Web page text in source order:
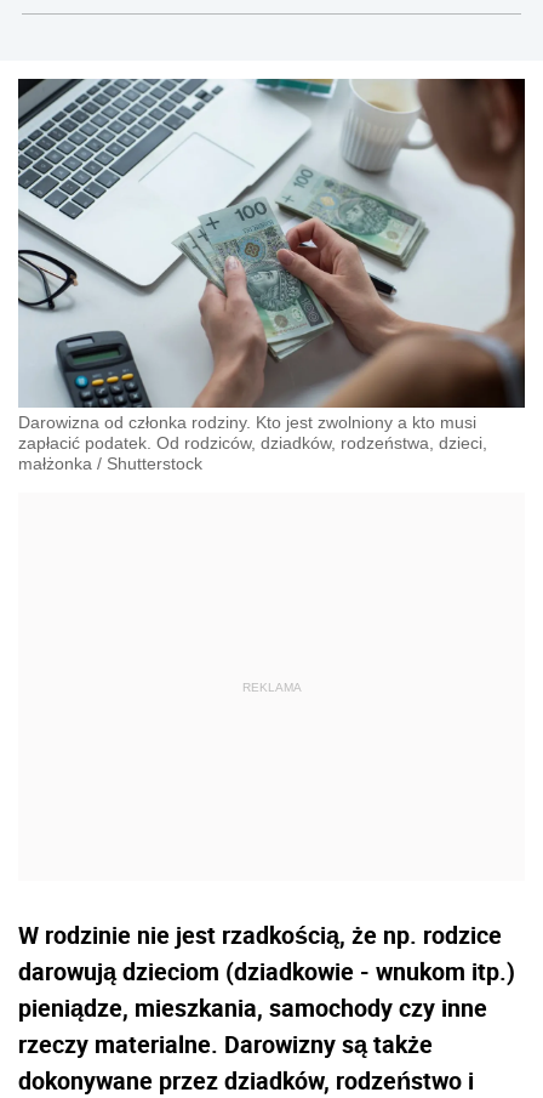
Darowizna od członka rodziny. Kto jest zwolniony a kto musi
zapłacić podatek. Od rodziców, dziadków, rodzeństwa, dzieci,
małżonka / Shutterstock
W rodzinie nie jest rzadkością, że np. rodzice
darowują dzieciom (dziadkowie - wnukom itp.)
pieniądze, mieszkania, samochody czy inne
rzeczy materialne. Darowizny są także
dokonywane przez dziadków, rodzeństwo i